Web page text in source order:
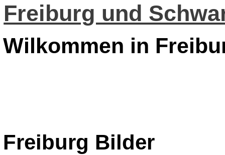
Freiburg und
Wilkommen in
Freiburg Bilder